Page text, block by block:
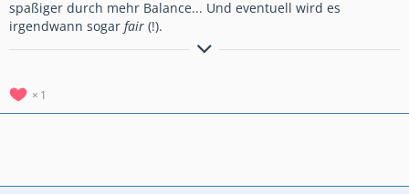
spaßiger durch mehr Balance... Und eventuell wird es
irgendwann sogar fair (!).
"If life won‘t wait, I guess it‘s up to me!"
1